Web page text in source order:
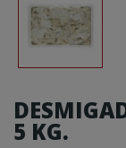
5 KG.